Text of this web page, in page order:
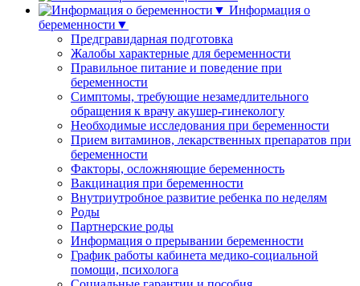
Информация о
беременности▼
Предгравидарная подготовка
Жалобы характерные для беременности
Правильное питание и поведение при
беременности
Симптомы, требующие незамедлительного
обращения к врачу акушер-гинекологу
Необходимые исследования при беременности
Прием витаминов, лекарственных препаратов при
беременности
Факторы, осложняющие беременность
Вакцинация при беременности
Внутриутробное развитие ребенка по неделям
Роды
Партнерские роды
Информация о прерывании беременности
График работы кабинета медико-социальной
помощи, психолога